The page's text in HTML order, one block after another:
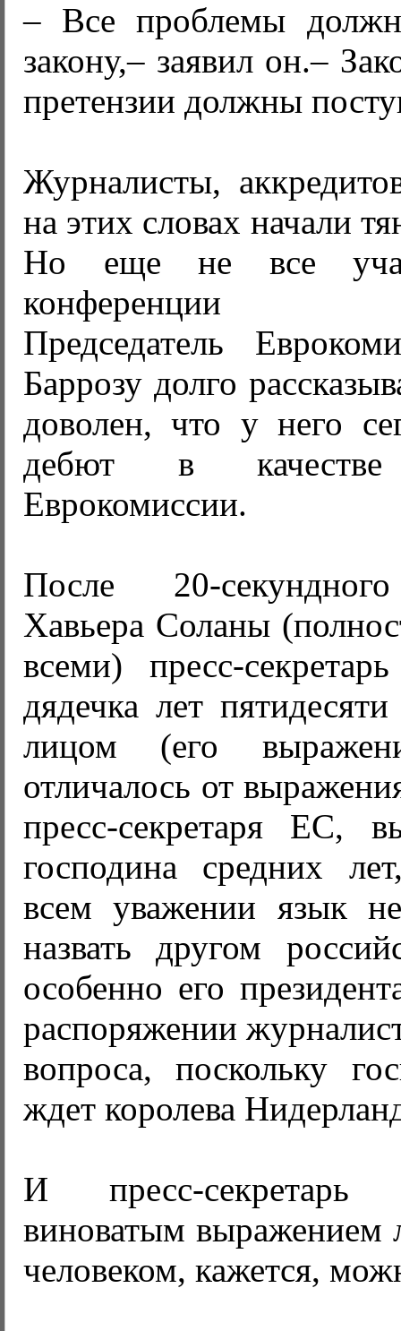
– Все проблемы
закону,– заявил он.–
претензии должны
Журналисты,
на этих словах начали
Но еще не все
конференции
Председатель
Баррозу долго
доволен, что у него
дебют в качестве
Еврокомиссии.
После 20-
Хавьера Соланы
всеми) пресс-
дядечка лет
лицом (его
отличалось от
пресс-секретаря ЕС,
господина средних
всем уважении язык не
назвать другом
особенно его
распоряжении
вопроса, поскольку
ждет королева
И пресс-
виноватым выражением
человеком, кажется,